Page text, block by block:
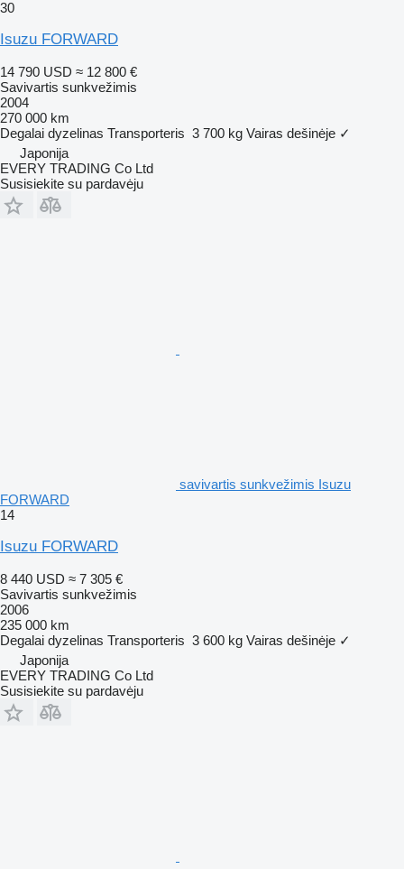
30
Isuzu FORWARD
14 790 USD ≈ 12 800 €
Savivartis sunkvežimis
2004
270 000 km
Degalai dyzelinas Transporteris 3 700 kg Vairas dešinėje ✓
Japonija
EVERY TRADING Co Ltd
Susisiekite su pardavėju
savivartis sunkvežimis Isuzu
FORWARD
14
Isuzu FORWARD
8 440 USD ≈ 7 305 €
Savivartis sunkvežimis
2006
235 000 km
Degalai dyzelinas Transporteris 3 600 kg Vairas dešinėje ✓
Japonija
EVERY TRADING Co Ltd
Susisiekite su pardavėju